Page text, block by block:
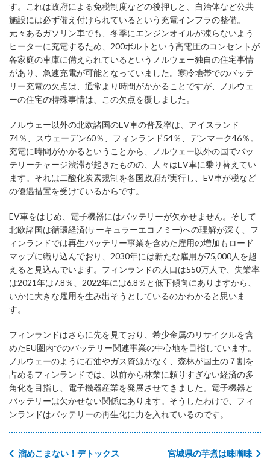
す。これは政府による免税制度などの後押しと、自治体など公共
施設には必ず備え付けられているという充電インフラの整備。
元々あるガソリン車でも、冬季にエンジンオイルが凍らないよう
ヒーターに充電するため、200ボルトという高電圧のコンセントが
各家庭の車庫に備えられているというノルウェー独自の住宅事情
があり、急速充電が可能となっていました。寒冷地帯でのバッテ
リー充電の欠点は、通常より時間がかかることですが、ノルウェ
ーの住宅の特殊事情は、この欠点を覆しました。
ノルウェー以外の北欧諸国のEV車の普及率は、アイスランド
74％、スウェーデン60％、フィンランド54％、デンマーク46％。
充電に時間がかかるということから、ノルウェー以外の国でバッ
テリーチャージ渋滞が起きたものの、人々はEV車に乗り替えてい
ます。それは二酸化炭素規制を各国政府が実行し、EV車が税など
の優遇措置を受けているからです。
EV車をはじめ、電子機器にはバッテリーが欠かせません。そして
北欧諸国は循環経済(サーキュラーエコノミー)への理解が深く、フ
ィンランドでは再生バッテリー事業を含めた雇用の増加もロード
マップに織り込んでおり、2030年には新たな雇用が75,000人を超
えると見込んでいます。フィンランドの人口は550万人で、失業率
は2021年は7.8％、2022年には6.8％と低下傾向にありますから、
いかに大きな雇用を生み出そうとしているのかわかると思いま
す。
フィンランドはさらに先を見ており、希少金属のリサイクルを含
めたEU圏内でのバッテリー関連事業の中心地を目指しています。
ノルウェーのように石油やガス資源がなく、森林が国土の７割を
占めるフィンランドでは、以前から林業に頼りすぎない経済の多
角化を目指し、電子機器産業を発展させてきました。電子機器と
バッテリーは欠かせない関係にあります。そうしたわけで、フィ
ンランドはバッテリーの再生化に力を入れているのです。
宮城県の芋煮は味噌味
溜めこまない！デトックス